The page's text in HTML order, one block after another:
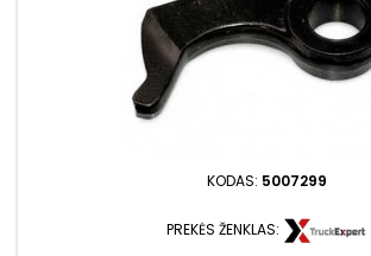
KODAS: 5007299
PREKĖS ŽENKLAS: